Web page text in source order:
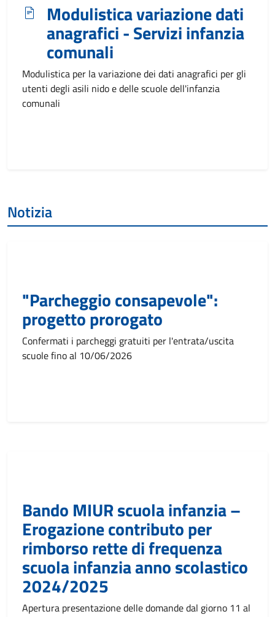
Modulistica variazione dati
anagrafici - Servizi infanzia
comunali
Modulistica per la variazione dei dati anagrafici per gli
utenti degli asili nido e delle scuole dell'infanzia
comunali
Notizia
"Parcheggio consapevole":
progetto prorogato
Confermati i parcheggi gratuiti per l'entrata/uscita
scuole fino al 10/06/2026
Bando MIUR scuola infanzia –
Erogazione contributo per
rimborso rette di frequenza
scuola infanzia anno scolastico
2024/2025
Apertura presentazione delle domande dal giorno 11 al